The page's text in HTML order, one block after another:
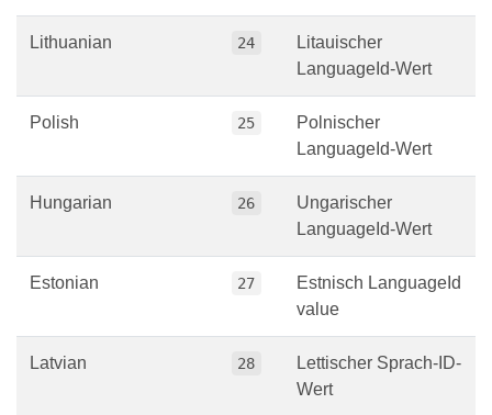
Lithuanian 24
Litauischer
LanguageId-Wert
Polish 25
Polnischer
LanguageId-Wert
Hungarian 26
Ungarischer
LanguageId-Wert
Estonian 27
Estnisch LanguageId
value
Latvian 28
Lettischer Sprach-ID-
Wert